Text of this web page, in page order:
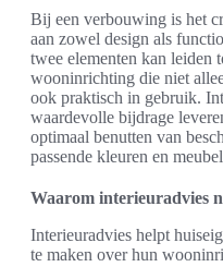
Bij een verbouwing is het
aan zowel design als
twee elementen kan leiden
wooninrichting die niet
ook praktisch in gebruik.
waardevolle bijdrage
optimaal benutten van
passende kleuren en
Waarom interieuradvies
Interieuradvies helpt
te maken over hun